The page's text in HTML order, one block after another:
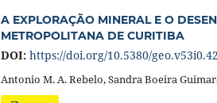
A EXPLORAÇÃO MINERAL E O
METROPOLITANA DE CURITIBA
DOI: https://doi.org/10.5380/
Antonio M. A. Rebelo, Sandra Boeira